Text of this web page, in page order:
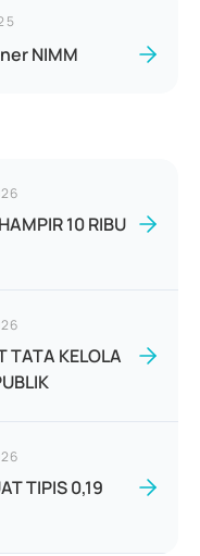
NIMM
10 RIBU
TATA KELOLA
TIPIS 0,19